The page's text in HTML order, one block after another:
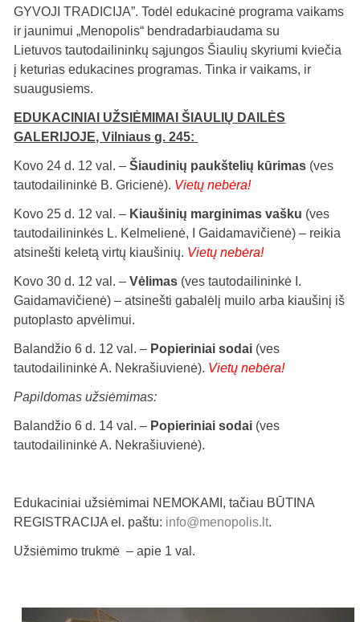
GYVOJI TRADICIJA”. Todėl edukacinė programa vaikams
ir jaunimui „Menopolis“ bendradarbiaudama su
Lietuvos tautodailininkų sąjungos Šiaulių skyriumi kviečia
į keturias edukacines programas. Tinka ir vaikams, ir
suaugusiems.
EDUKACINIAI UŽSIĖMIMAI ŠIAULIŲ DAILĖS
GALERIJOJE, Vilniaus g. 245:
Kovo 24 d. 12 val. –Šiaudinių paukštelių kūrimas (ves
tautodailininkė B. Gricienė). Vietų nebėra!
Kovo 25 d. 12 val. – Kiaušinių marginimas vašku (ves
tautodailininkės L. Kelmelienė, I Gaidamavičienė) – reikia
atsinešti keletą virtų kiaušinių. Vietų nebėra!
Kovo 30 d. 12 val. –Vėlimas (ves tautodailininkė I.
Gaidamavičienė) – atsinešti gabalėlį muilo arba kiaušinį iš
putoplasto apvėlimui.
Balandžio 6 d. 12 val. – Popieriniai sodai (ves
tautodailininkė A. Nekrašiuvienė). Vietų nebėra!
Papildomas užsiėmimas:
Balandžio 6 d. 14 val. – Popieriniai sodai (ves
tautodailininkė A. Nekrašiuvienė).
Edukaciniai užsiėmimai NEMOKAMI, tačiau BŪTINA
REGISTRACIJA el. paštu: info@menopolis.lt.
Užsiėmimo trukmė – apie 1 val.